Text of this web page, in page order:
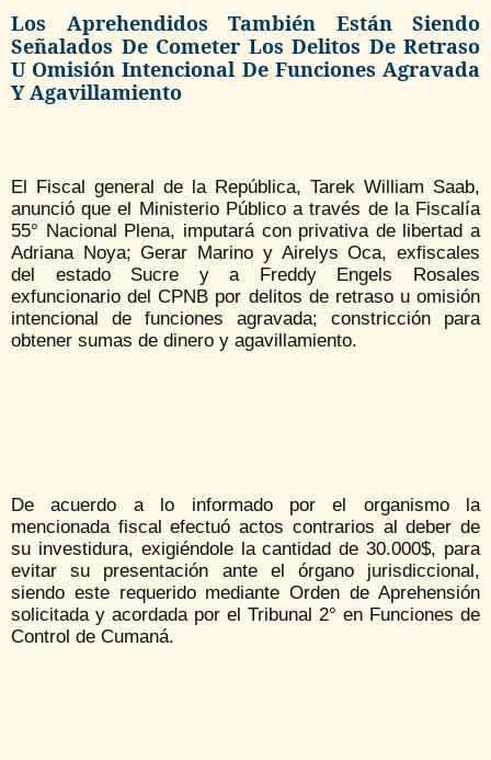
Los Aprehendidos También Están Siendo
Señalados De Cometer Los Delitos De Retraso
U Omisión Intencional De Funciones Agravada
Y Agavillamiento
El Fiscal general de la República, Tarek William Saab,
anunció que el Ministerio Público a través de la Fiscalía
55° Nacional Plena, imputará con privativa de libertad a
Adriana Noya; Gerar Marino y Airelys Oca, exfiscales
del estado Sucre y a Freddy Engels Rosales
exfuncionario del CPNB por delitos de retraso u omisión
intencional de funciones agravada; constricción para
obtener sumas de dinero y agavillamiento.
De acuerdo a lo informado por el organismo la
mencionada fiscal efectuó actos contrarios al deber de
su investidura, exigiéndole la cantidad de 30.000$, para
evitar su presentación ante el órgano jurisdiccional,
siendo este requerido mediante Orden de Aprehensión
solicitada y acordada por el Tribunal 2° en Funciones de
Control de Cumaná.